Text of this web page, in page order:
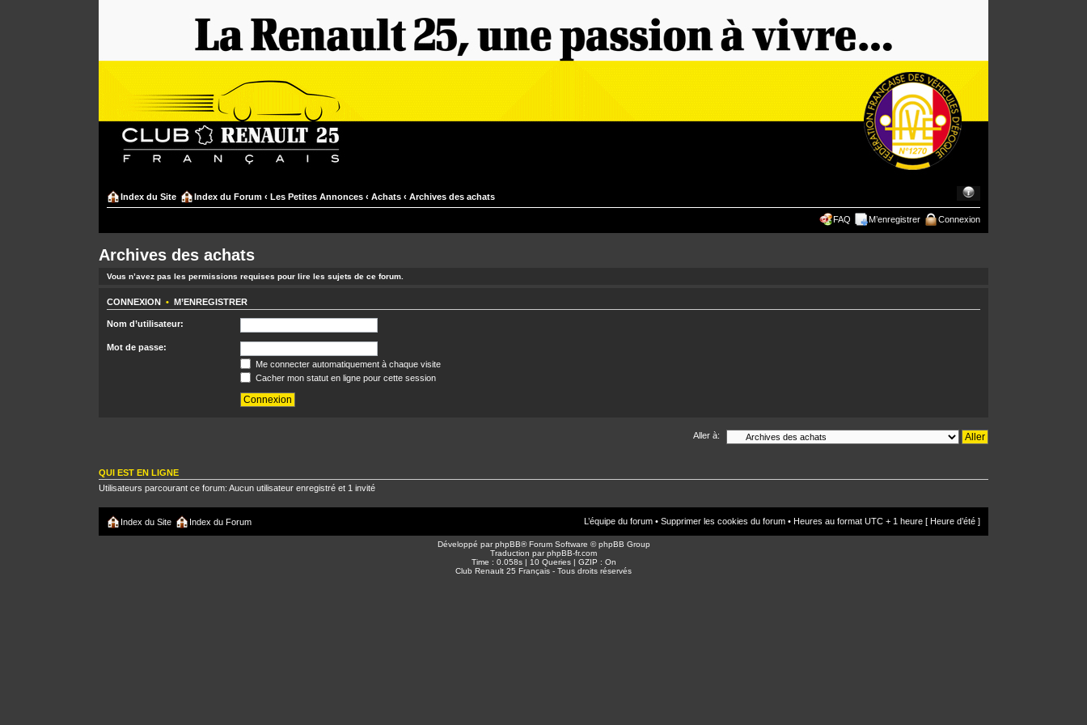
Index du Site Index du Forum ‹ Les Petites Annonces ‹ Achats ‹ Archives des achats
FAQ M’enregistrer Connexion
Archives des achats
Vous n’avez pas les permissions requises pour lire les sujets de ce forum.
CONNEXION • M’ENREGISTRER
Nom d’utilisateur:
Mot de passe:
Me connecter automatiquement à chaque visite
Cacher mon statut en ligne pour cette session
Aller à:
QUI EST EN LIGNE
Utilisateurs parcourant ce forum: Aucun utilisateur enregistré et 1 invité
Index du Site Index du Forum L’équipe du forum • Supprimer les cookies du forum • Heures au format UTC + 1 heure [ Heure d’été ]
Développé parphpBB® Forum Software © phpBB Group
Traduction parphpBB-fr.com
Time : 0.058s | 10 Queries | GZIP : On
Club Renault 25 Français - Tous droits réservés